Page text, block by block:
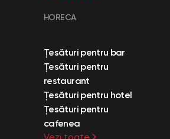
HORECA
Țesături pentru bar
Țesături pentru
restaurant
Țesături pentru hotel
Țesături pentru
cafenea